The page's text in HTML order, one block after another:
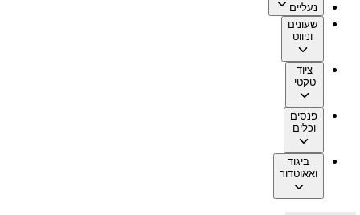
נעליים
שעונים
וניווט
ציוד
טקטי
פנסים
וכלים
ביגוד
ואאוטדור